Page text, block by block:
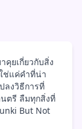
ยเกี่ยวกับสิ่ง
ช่แค่คำที่น่า
ลงวิธีการที่
ตรี ลืมทุกสิ่งที่
But Not